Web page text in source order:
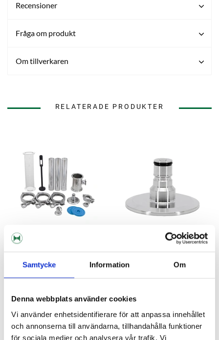
Samtycke Information Om
Denna webbplats använder cookies
Vi använder enhetsidentifierare för att anpassa innehållet
och annonserna till användarna, tillhandahålla funktioner
för sociala medier och analysera vår trafik. Vi
Recensioner
Fråga om produkt
Om tillverkaren
RELATERADE PRODUKTER
Brewtools
2 390 kr
M16 Brewtools
379 kr